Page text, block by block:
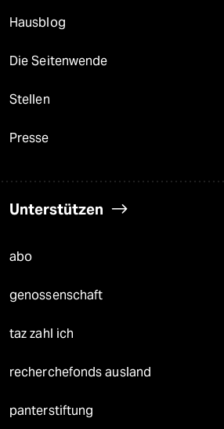
Hausblog
Die Seitenwende
Stellen
Presse
Unterstützen
abo
genossenschaft
taz zahl ich
recherchefonds ausland
panterstiftung